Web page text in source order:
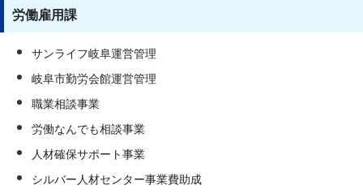
労働雇用課
サンライフ岐阜運営管理
岐阜市勤労会館運営管理
職業相談事業
労働なんでも相談事業
人材確保サポート事業
シルバー人材センター事業費助成